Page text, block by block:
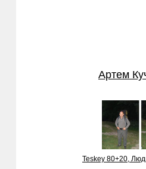
Артем
Teskey 80+20,